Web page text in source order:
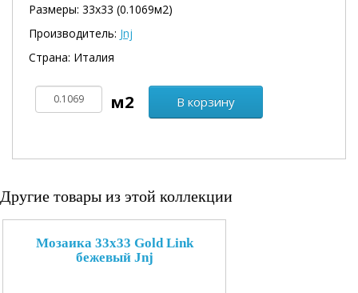
Размеры: 33х33 (0.1069м2)
Производитель: Jnj
Страна: Италия
В корзину
Другие товары из этой коллекции
Мозаика 33x33 Gold Link
бежевый Jnj